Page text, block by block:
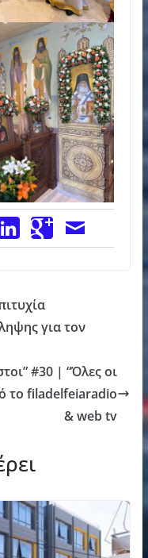
για τον
#30 | “Όλες οι
το filadelfeiaradio
& web tv